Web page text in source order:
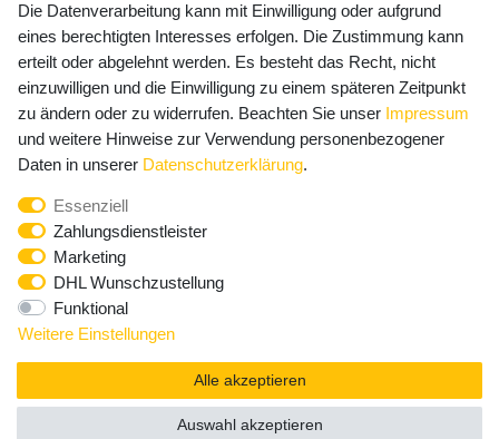
Newsletter Anmeldung - Keine Angebote
mehr verpassen!
E-MAIL **
Newsletter
Honig
Hiermit bestätige ich, dass ich dieDaten­schutz­erklärung
widerrufen.**
Abonnieren
** Hierbei handelt es sich um ein Pflichtfeld.
Die Datenverarbeitung kann mit Einwilligung oder aufgrund
eines berechtigten Interesses erfolgen. Die Zustimmung kann
erteilt oder abgelehnt werden. Es besteht das Recht, nicht
einzuwilligen und die Einwilligung zu einem späteren Zeitpunkt
zu ändern oder zu widerrufen. Beachten Sie unser Impressum
und weitere Hinweise zur Verwendung personenbezogener
Daten in unserer Daten­schutz­erklärung.
Essenziell
Zahlungsdienstleister
Marketing
DHL Wunschzustellung
Funktional
Weitere Einstellungen
Alle akzeptieren
Auswahl akzeptieren